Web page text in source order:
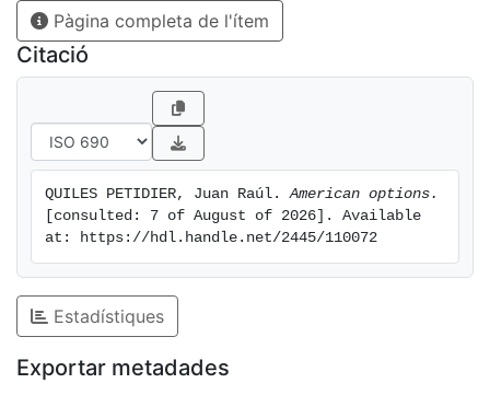
Pàgina completa de l'ítem
Citació
QUILES PETIDIER, Juan Raúl. American options.
[consulted: 7 of August of 2026]. Available
at: https://hdl.handle.net/2445/110072
Estadístiques
Exportar metadades